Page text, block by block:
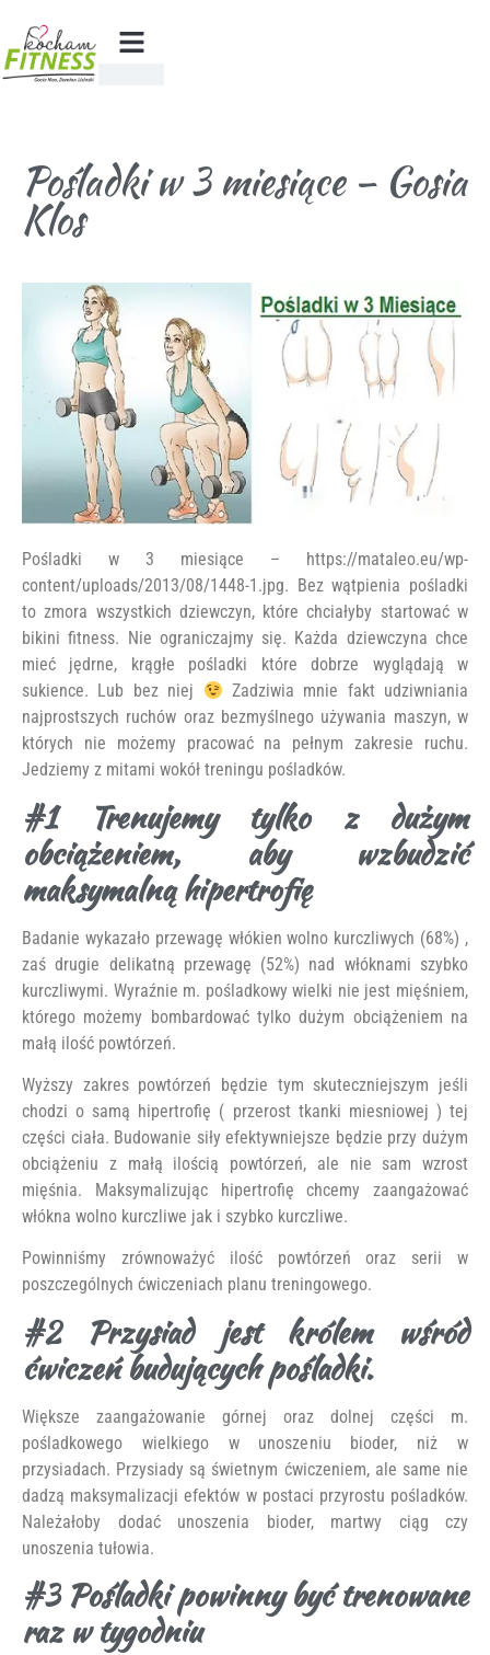
Pośladki w 3 miesiące – Gosia
Klos
Pośladki w 3 miesiące – https://mataleo.eu/wp-
content/uploads/2013/08/1448-1.jpg. Bez wątpienia pośladki
to zmora wszystkich dziewczyn, które chciałyby startować w
bikini fitness. Nie ograniczajmy się. Każda dziewczyna chce
mieć jędrne, krągłe pośladki które dobrze wyglądają w
sukience. Lub bez niej
Zadziwia mnie fakt udziwniania
najprostszych ruchów oraz bezmyślnego używania maszyn, w
których nie możemy pracować na pełnym zakresie ruchu.
Jedziemy z mitami wokół treningu pośladków.
#1 Trenujemy tylko z dużym
obciążeniem, aby wzbudzić
maksymalną hipertrofię
Badanie wykazało przewagę włókien wolno kurczliwych (68%) ,
zaś drugie delikatną przewagę (52%) nad włóknami szybko
kurczliwymi. Wyraźnie m. pośladkowy wielki nie jest mięśniem,
którego możemy bombardować tylko dużym obciążeniem na
małą ilość powtórzeń.
Wyższy zakres powtórzeń będzie tym skuteczniejszym jeśli
chodzi o samą hipertrofię ( przerost tkanki miesniowej ) tej
części ciała. Budowanie siły efektywniejsze będzie przy dużym
obciążeniu z małą ilością powtórzeń, ale nie sam wzrost
mięśnia. Maksymalizując hipertrofię chcemy zaangażować
włókna wolno kurczliwe jak i szybko kurczliwe.
Powinniśmy zrównoważyć ilość powtórzeń oraz serii w
poszczególnych ćwiczeniach planu treningowego.
#2 Przysiad jest królem wśród
ćwiczeń budujących pośladki.
Większe zaangażowanie górnej oraz dolnej części m.
pośladkowego wielkiego w unoszeniu bioder, niż w
przysiadach. Przysiady są świetnym ćwiczeniem, ale same nie
dadzą maksymalizacji efektów w postaci przyrostu pośladków.
Należałoby dodać unoszenia bioder, martwy ciąg czy
unoszenia tułowia.
#3 Pośladki powinny być trenowane
raz w tygodniu